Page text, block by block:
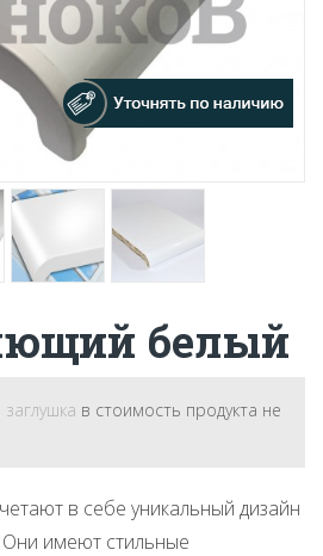
белый
заглушка в стоимость продукта не
в себе уникальный дизайн
имеют стильные